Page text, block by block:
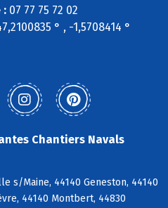
:07 77 75 72 02
° , -1,5708414 °
Chantiers Navals
s/Maine, 44140 Geneston, 44140
44140 Montbert, 44830